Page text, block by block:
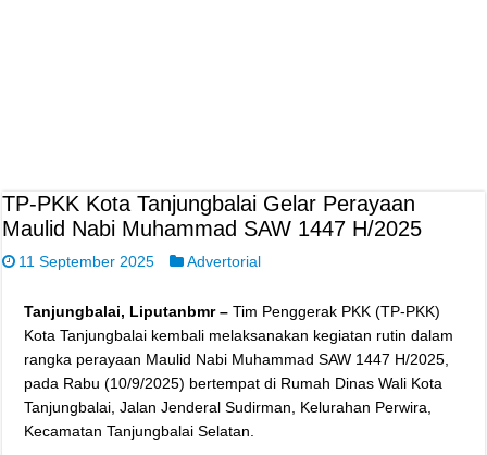
‎TP-PKK Kota Tanjungbalai Gelar Perayaan
Maulid Nabi Muhammad SAW 1447 H/2025 ‎
11 September 2025 Advertorial
‎Tanjungbalai, Liputanbmr –Tim Penggerak PKK (TP-PKK)
Kota Tanjungbalai kembali melaksanakan kegiatan rutin dalam
rangka perayaan Maulid Nabi Muhammad SAW 1447 H/2025,
pada Rabu (10/9/2025) bertempat di Rumah Dinas Wali Kota
Tanjungbalai, Jalan Jenderal Sudirman, Kelurahan Perwira,
Kecamatan Tanjungbalai Selatan.